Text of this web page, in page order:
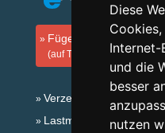
Diese
Internet-
und die
besser
nutzen
Fügen Sie Ihre
(auf Tschechisch)
Verzeichnis der
Lastminute